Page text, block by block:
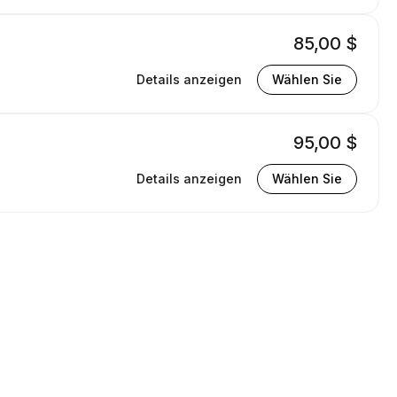
85,00 $
Details anzeigen Wählen Sie
95,00 $
Details anzeigen Wählen Sie